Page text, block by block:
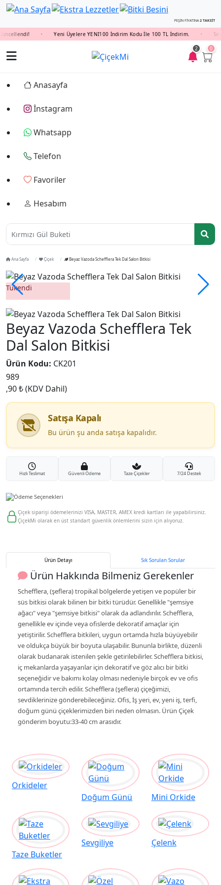
PEŞİN FİYATINA2 TAKSİT
Yeni Üyelere YENI100 İndirim Kodu İle 100 TL İndirim.
2 0
Anasayfa
İnstagram
Whatsapp
Telefon
Favoriler
Hesabım
Kırmızı Gül
Ana Sayfa Çiçek Beyaz Vazoda Schefflera Tek Dal Salon Bitkisi
Tükendi
Beyaz Vazoda Schefflera Tek
Dal Salon Bitkisi
Ürün Kodu: CK201
989
,90 ₺(KDV Dahil)
Satışa Kapalı
Bu ürün şu anda satışa kapalıdır.
Hızlı Teslimat Güvenli Ödeme Taze Çiçekler 7/24 Destek
Çiçek siparişi ödemelerinizi VISA, MASTER, AMEX kredi kartları ile yapabilirsiniz.
ÇiçekMi olarak en üst standart güvenlik önlemlerini sizin için alıyoruz.
Ürün Detayı Sık Sorulan Sorular
Ürün Hakkında Bilmeniz Gerekenler
Schefflera, (şeflera) tropikal bölgelerde yetişen ve popüler bir
süs bitkisi olarak bilinen bir bitki türüdür. Genellikle "şemsiye
ağacı" veya "şemsiye bitkisi" olarak da adlandırılır. Schefflera,
genellikle ev içinde veya ofislerde dekoratif amaçlar için
yetiştirilir. Schefflera bitkileri, uygun ortamda hızla büyüyebilir
ve oldukça büyük bir boyuta ulaşabilir. Bununla birlikte, düzenli
olarak budanarak istenilen şekle getirilebilirler. Schefflera bitkisi,
iç mekanlarda yaşayanlar için dekoratif ve göz alıcı bir bitki
seçeneğidir ve bakımı kolay olması nedeniyle birçok ev ve ofis
ortamında tercih edilir. Schefflera (şeflera) çiçeğimizi,
sevdiklerinize gönderebileceğiniz. Ofis, İş yeri, ev, yeni iş, terfi,
doğum günü çiçeklerimizden biri neden olmasın. Ürün Çiçek
gönderim boyutu:33-40 cm arasıdır.
Orkideler
Doğum Günü
Mini Orkide
Taze Buketler
Sevgiliye Çelenk